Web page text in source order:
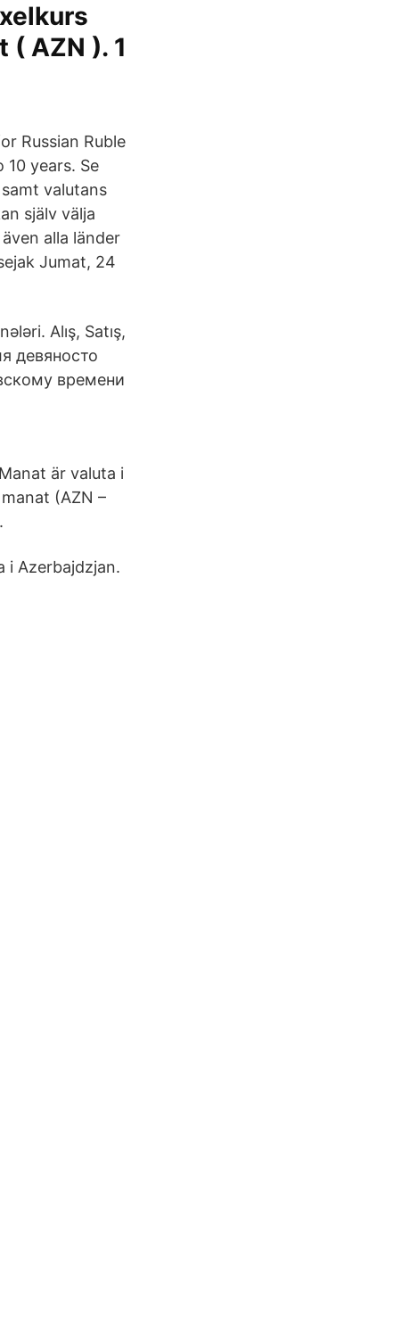
AZN ). 1
Russian Ruble
years. Se
valutans
själv välja
alla länder
Jumat, 24
Alış, Satış,
девяносто
времени
är valuta i
(AZN –
i Azerbajdzjan.